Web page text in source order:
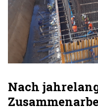
Nach